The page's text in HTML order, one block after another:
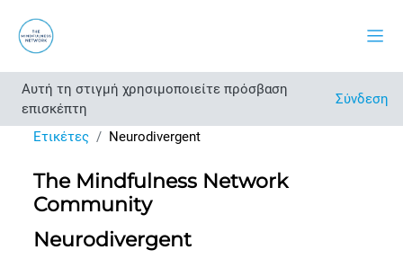
Αυτή τη στιγμή χρησιμοποιείτε πρόσβαση
επισκέπτη
Σύνδεση
Ετικέτες Neurodivergent
The Mindfulness Network
Community
Neurodivergent